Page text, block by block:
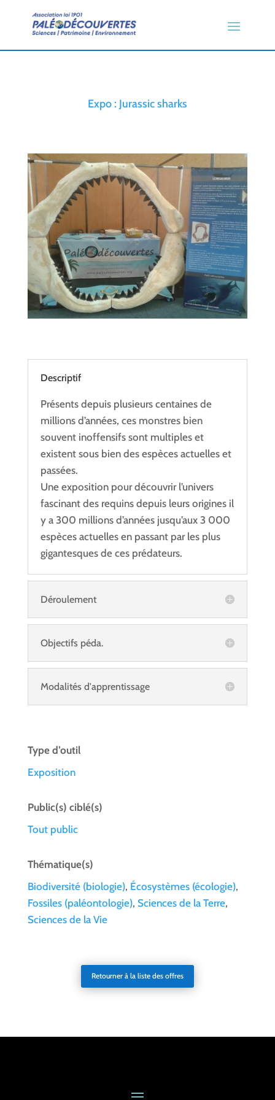
Expo : Jurassic sharks
Descriptif
Présents depuis plusieurs centaines de
millions d’années, ces monstres bien
souvent inoffensifs sont multiples et
existent sous bien des espèces actuelles et
passées.
Une exposition pour découvrir l’univers
fascinant des requins depuis leurs origines il
y a 300 millions d’années jusqu’aux 3 000
espèces actuelles en passant par les plus
gigantesques de ces prédateurs.
Déroulement
Objectifs péda.
Modalités d'apprentissage
Type d’outil
Exposition
Public(s) ciblé(s)
Tout public
Thématique(s)
Biodiversité (biologie), Écosystèmes (écologie),
Fossiles (paléontologie), Sciences de la Terre,
Sciences de la Vie
Retourner à la liste des offres